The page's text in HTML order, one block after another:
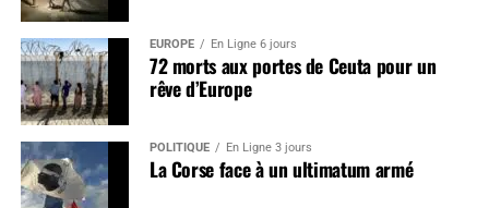
EUROPE En Ligne 6 jours
72 morts aux portes de Ceuta pour un
rêve d’Europe
POLITIQUE En Ligne 3 jours
La Corse face à un ultimatum armé